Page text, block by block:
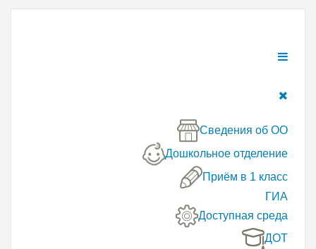
Сведения об ОО
Дошкольное отделение
Приём в 1 класс
ГИА
Доступная среда
ДОТ